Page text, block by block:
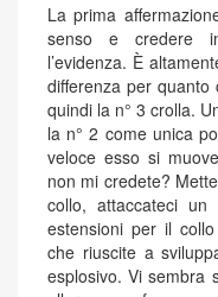
La prima
senso e credere
l’evidenza. È
differenza per quanto
quindi la n° 3 crolla.
la n° 2 come unica
veloce esso si
non mi credete?
collo, attaccateci
estensioni per il
che riuscite a
esplosivo. Vi sembra